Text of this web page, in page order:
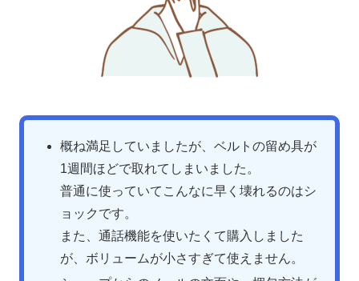
概ね満足していましたが、ベルトの留め具が
1週間ほどで取れてしまいました。
普通に使っていてこんなに早く壊れるのはシ
ョックです。
また、通話機能を使いたくて購入しました
が、ボリュームが小さすぎて使えません。